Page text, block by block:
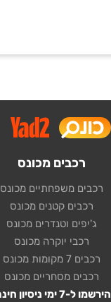
רכבים מכונס
רכבים משפחתיים מכונס
רכבים קטנים מכונס
ג'יפים וטנדרים מכונס
רכבי יוקרה מכונס
רכבים 7 מקומות מכונס
רכבים מסחריים מכונס
הירשמו ל-7 ימי ניסיון חינם!